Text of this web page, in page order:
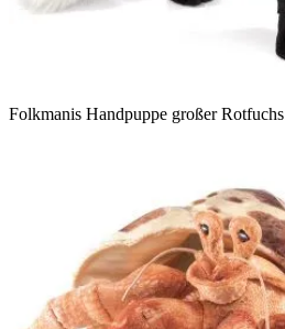
Folkmanis Handpuppe großer Rotfuchs